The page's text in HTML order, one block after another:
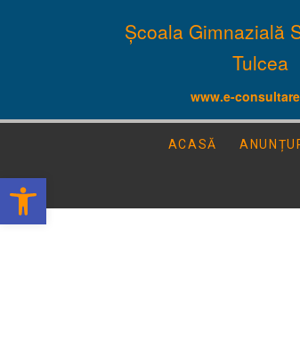
Școala Gimnazială
Tulcea
www.e-
ACASĂ
Deschide bara de unelte